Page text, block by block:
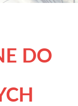
DO